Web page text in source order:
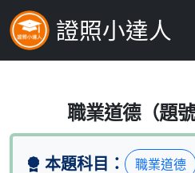
證照小達人
金融從業人員於
職業道德（題
本題科目：
職業道德